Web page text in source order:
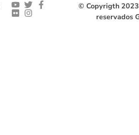
© Copyrigth
reservados